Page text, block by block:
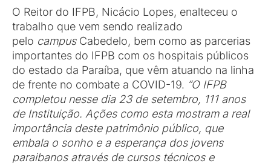
O Reitor do IFPB, Nicácio Lopes, enalteceu o
trabalho que vem sendo realizado
pelo campusCabedelo, bem como as parcerias
importantes do IFPB com os hospitais públicos
do estado da Paraíba, que vêm atuando na linha
de frente no combate a COVID-19. “O IFPB
completou nesse dia 23 de setembro, 111 anos
de Instituição. Ações como esta mostram a real
importância deste patrimônio público, que
embala o sonho e a esperança dos jovens
paraibanos através de cursos técnicos e